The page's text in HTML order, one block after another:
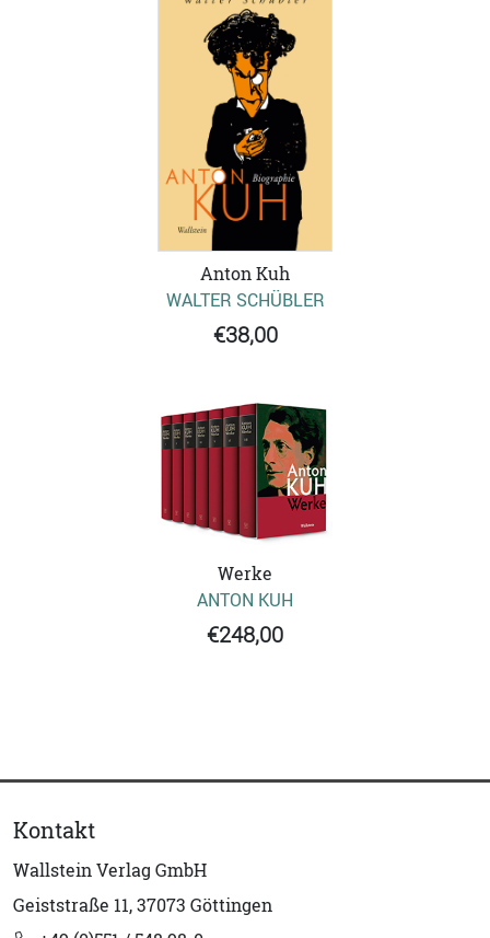
Anton Kuh
WALTER SCHÜBLER
€38,00
Werke
ANTON KUH
€248,00
Kontakt
Wallstein Verlag GmbH
Geiststraße 11, 37073 Göttingen